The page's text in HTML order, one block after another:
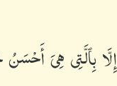
بِٱلَّتِى هِىَ